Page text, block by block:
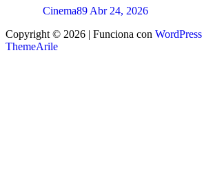
Cinema89 Abr 24, 2026
Copyright © 2026 | Funciona con WordPress
ThemeArile